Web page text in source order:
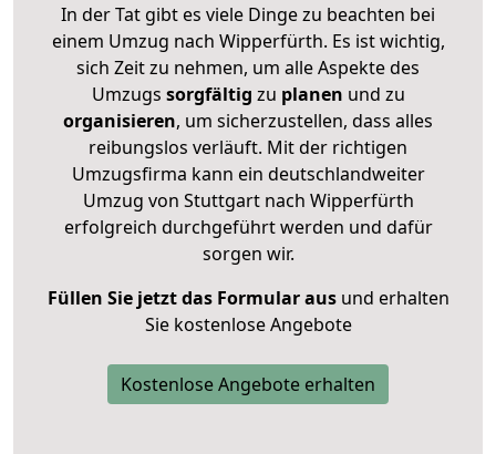
In der Tat gibt es viele Dinge zu beachten bei
einem Umzug nach Wipperfürth. Es ist wichtig,
sich Zeit zu nehmen, um alle Aspekte des
Umzugs sorgfältig zu planen und zu
organisieren, um sicherzustellen, dass alles
reibungslos verläuft. Mit der richtigen
Umzugsfirma kann ein deutschlandweiter
Umzug von Stuttgart nach Wipperfürth
erfolgreich durchgeführt werden und dafür
sorgen wir.
Füllen Sie jetzt das Formular ausund erhalten
Sie kostenlose Angebote
Kostenlose Angebote erhalten